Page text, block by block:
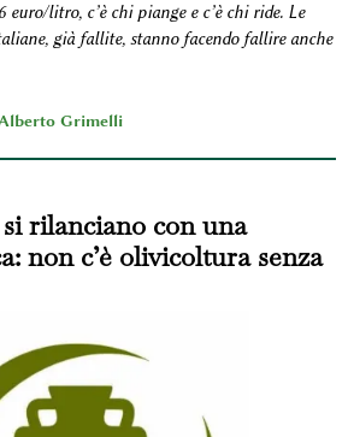
euro/litro, c’è chi piange e c’è chi ride. Le
già fallite, stanno facendo fallire anche
Alberto Grimelli
rilanciano con una
non c’è olivicoltura senza